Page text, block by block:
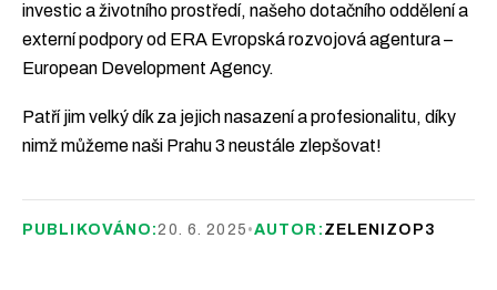
investic a životního prostředí, našeho dotačního oddělení a
externí podpory od ERA Evropská rozvojová agentura –
European Development Agency.
Patří jim velký dík za jejich nasazení a profesionalitu, díky
nimž můžeme naši Prahu 3 neustále zlepšovat!
PUBLIKOVÁNO:20. 6. 2025 •AUTOR: ZELENIZOP3